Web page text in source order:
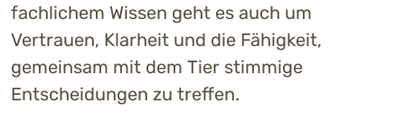
fachlichem Wissen geht es auch um
Vertrauen, Klarheit und die Fähigkeit,
gemeinsam mit dem Tier stimmige
Entscheidungen zu treffen.